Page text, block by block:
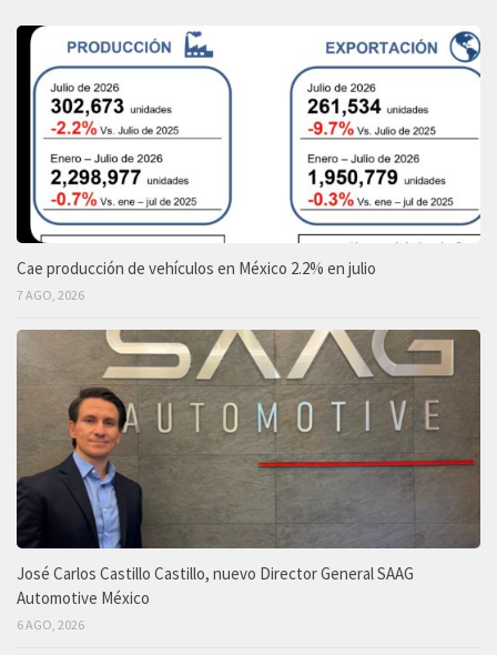
Cae producción de vehículos en México 2.2% en julio
7 AGO, 2026
José Carlos Castillo Castillo, nuevo Director General SAAG
Automotive México
6 AGO, 2026